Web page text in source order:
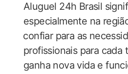
Aluguel 24h​ Brasil
especialmente na
⁢confiar para as
profissionais ‌para
ganha nova ‍vida e